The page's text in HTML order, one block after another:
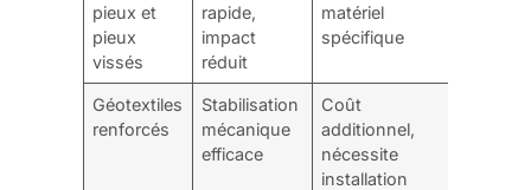
pieux et
pieux
vissés
rapide,
impact
réduit
matériel
spécifique
Géotextiles
renforcés
Stabilisation
mécanique
efficace
Coût
additionnel,
nécessite
installation